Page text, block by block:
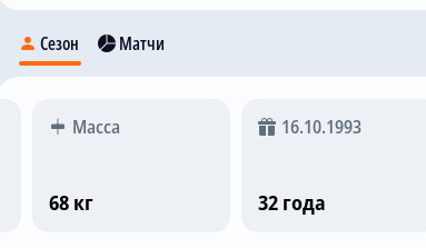
Сезон Матчи
Масса
68 кг
16.10.1993
32 года